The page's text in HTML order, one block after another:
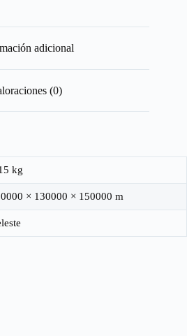
adicional
(0)
kg
× 130000 × 150000 m